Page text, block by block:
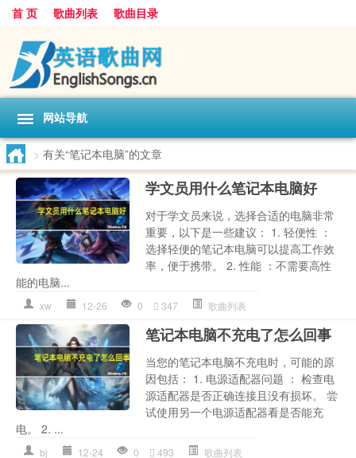
首 页 歌曲列表 歌曲目录
网站导航
> 有关“笔记本电脑”的文章
学文员用什么笔记本电脑好
对于学文员来说，选择合适的电脑非常
重要，以下是一些建议： 1. 轻便性 ：
选择轻便的笔记本电脑可以提高工作效
率，便于携带。 2. 性能 ：不需要高性
能的电脑...
xw 12-26 0 347 歌曲列表
笔记本电脑不充电了怎么回事
当您的笔记本电脑不充电时，可能的原
因包括： 1. 电源适配器问题 ： 检查电
源适配器是否正确连接且没有损坏。 尝
试使用另一个电源适配器看是否能充
电。 2. ...
bj 12-24 0 493 歌曲列表